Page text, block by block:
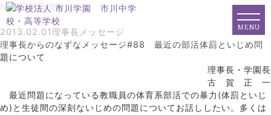
MENU
NEWS新着情報
2013.02.01理事長メッセージ
理事長からのなずなメッセージ#88 最近の部活体罰といじめ問
題について
理事長・学園長
古 賀 正 一
最近問題になっている教職員の体育系部活での暴力(体罰といじ
め)と生徒間の深刻ないじめの問題についてお話ししたい。多くは